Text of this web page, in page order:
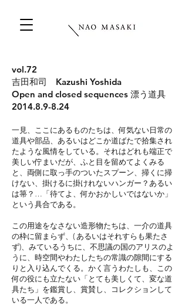
vol.72
吉田和司 Kazushi Yoshida
Open and closed sequences 漂う道具
2014.8.9-8.24
一見、ここにあるものたちは、何気ない日常の
道具や部品、あるいはどこか道ばたで拾集され
たような風情をしている。それはどれも端正で
美しい佇まいだが、ふと目を留めてよくみる
と、両側に取っ手のついたスプーン、掃くに掃
けない、掛けるに掛けれないハンガー？あるい
は箒？…「待てよ、何かおかしいではないか」
という具合である。
この用途をなさない造形物たちは、一介の道具
の枠に留まらず、( あるいはそれすらも果たさ
ず)、みているうちに、不思議の国のアリスのよ
うに、時空間やわたしたちの常識の隙間にする
りと入り込んでくる。かく言うわたしも、この
何の役にも立たない「とても美しくて、変な道
具たち」を鑑賞し、賞賛し、コレクションして
いる一人である。